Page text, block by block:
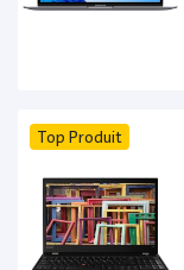
Top Produit